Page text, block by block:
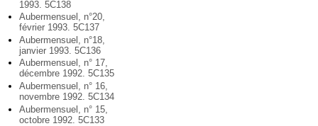
1993. 5C138
Aubermensuel, n°20,
février 1993. 5C137
Aubermensuel, n°18,
janvier 1993. 5C136
Aubermensuel, n° 17,
décembre 1992. 5C135
Aubermensuel, n° 16,
novembre 1992. 5C134
Aubermensuel, n° 15,
octobre 1992. 5C133